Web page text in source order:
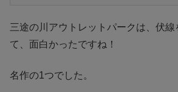
三途の川アウトレットパークは、伏線
て、面白かったですね！
名作の1つでした。